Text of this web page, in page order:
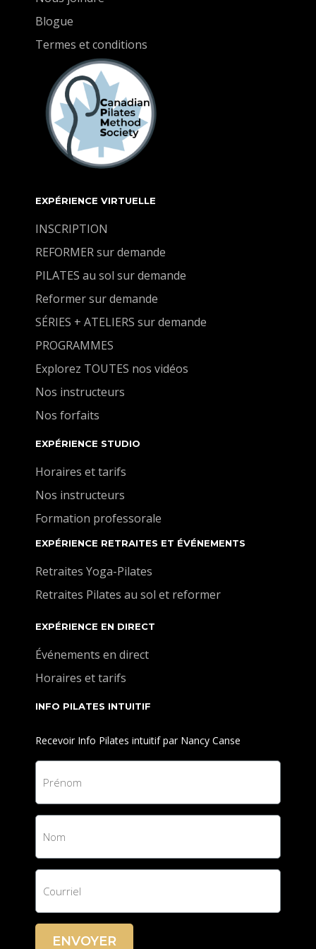
Blogue
Termes et conditions
EXPÉRIENCE VIRTUELLE
INSCRIPTION
REFORMER sur demande
PILATES au sol sur demande
Reformer sur demande
SÉRIES + ATELIERS sur demande
PROGRAMMES
Explorez TOUTES nos vidéos
Nos instructeurs
Nos forfaits
EXPÉRIENCE STUDIO
Horaires et tarifs
Nos instructeurs
Formation professorale
EXPÉRIENCE RETRAITES ET ÉVÉNEMENTS
Retraites Yoga-Pilates
Retraites Pilates au sol et reformer
EXPÉRIENCE EN DIRECT
Événements en direct
Horaires et tarifs
INFO PILATES INTUITIF
Recevoir Info Pilates intuitif par Nancy Canse
ENVOYER